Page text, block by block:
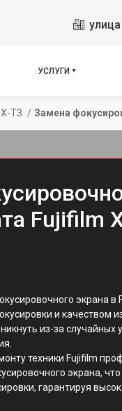
УСЛУГИ
X-T3 / Замена
Fujifilm
экрана в
и качеством
из-за случайных
техники Fujifilm
экрана,
гарантируя